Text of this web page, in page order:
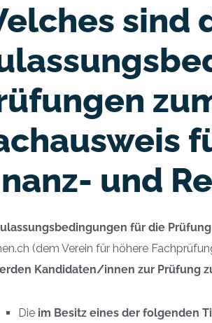
sind
und
für die
(dem Verein für höhere
Kandidaten/innen zur Prüfung
Die im Besitz eines der folgenden